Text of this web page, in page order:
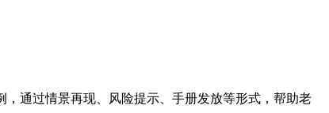
通过情景再现、风险提示、手册发放等形式，帮助老